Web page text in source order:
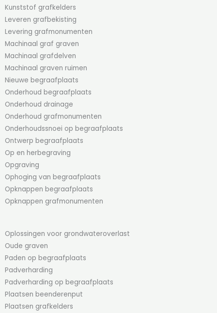
Kunststof grafkelders
Leveren grafbekisting
Levering grafmonumenten
Machinaal graf graven
Machinaal grafdelven
Machinaal graven ruimen
Nieuwe begraafplaats
Onderhoud begraafplaats
Onderhoud drainage
Onderhoud grafmonumenten
Onderhoudssnoei op begraafplaats
Ontwerp begraafplaats
Op en herbegraving
Opgraving
Ophoging van begraafplaats
Opknappen begraafplaats
Opknappen grafmonumenten
Oplossingen voor grondwateroverlast
Oude graven
Paden op begraafplaats
Padverharding
Padverharding op begraafplaats
Plaatsen beenderenput
Plaatsen grafkelders